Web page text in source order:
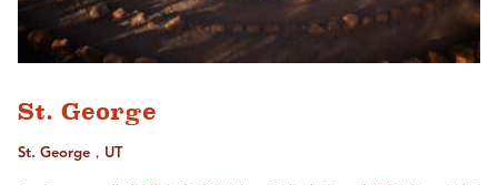
St. George
St. George，UT